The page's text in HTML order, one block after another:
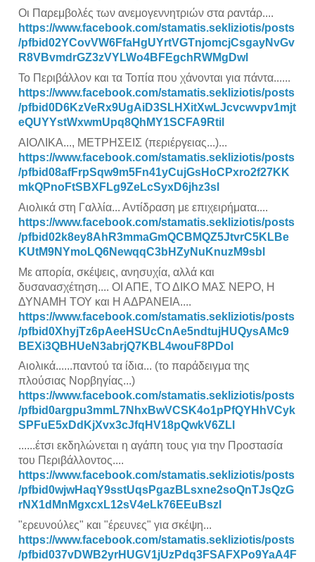
Οι Παρεμβολές των ανεμογεννητριών στα ραντάρ....
https://www.facebook.com/stamatis.sekliziotis/posts
/pfbid02YCovVW6FfaHgUYrtVGTnjomcjCsgayNvGv
R8VBvmdrGZ3zVYLWo4BFEgchRWMgDwl
Το Περιβάλλον και τα Τοπία που χάνονται για πάντα......
https://www.facebook.com/stamatis.sekliziotis/posts
/pfbid0D6KzVeRx9UgAiD3SLHXitXwLJcvcwvpv1mjt
eQUYYstWxwmUpq8QhMY1SCFA9Rtil
ΑΙΟΛΙΚΑ..., ΜΕΤΡΗΣΕΙΣ (περιέργειας...)...
https://www.facebook.com/stamatis.sekliziotis/posts
/pfbid08afFrpSqw9m5Fn41yCujGsHoCPxro2f27KK
mkQPnoFtSBXFLg9ZeLcSyxD6jhz3sl
Αιολικά στη Γαλλία... Αντίδραση με επιχειρήματα....
https://www.facebook.com/stamatis.sekliziotis/posts
/pfbid02k8ey8AhR3mmaGmQCBMQZ5JtvrC5KLBe
KUtM9NYmoLQ6NewqqC3bHZyNuKnuzM9sbl
Με απορία, σκέψεις, ανησυχία, αλλά και
δυσανασχέτηση.... ΟΙ ΑΠΕ, ΤΟ ΔΙΚΟ ΜΑΣ ΝΕΡΟ, Η
ΔΥΝΑΜΗ ΤΟΥ και Η ΑΔΡΑΝΕΙΑ....
https://www.facebook.com/stamatis.sekliziotis/posts
/pfbid0XhyjTz6pAeeHSUcCnAe5ndtujHUQysAMc9
BEXi3QBHUeN3abrjQ7KBL4wouF8PDol
Αιολικά......παντού τα ίδια... (το παράδειγμα της
πλούσιας Νορβηγίας...)
https://www.facebook.com/stamatis.sekliziotis/posts
/pfbid0argpu3mmL7NhxBwVCSK4o1pPfQYHhVCyk
SPFuE5xDdKjXvx3cJfqHV18pQwkV6ZLl
......έτσι εκδηλώνεται η αγάπη τους για την Προστασία
του Περιβάλλοντος....
https://www.facebook.com/stamatis.sekliziotis/posts
/pfbid0wjwHaqY9sstUqsPgazBLsxne2soQnTJsQzG
rNX1dMnMgxcxL12sV4eLk76EEuBszl
"ερευνούλες" και "έρευνες" για σκέψη...
https://www.facebook.com/stamatis.sekliziotis/posts
/pfbid037vDWB2yrHUGV1jUzPdq3FSAFXPo9YaA4F